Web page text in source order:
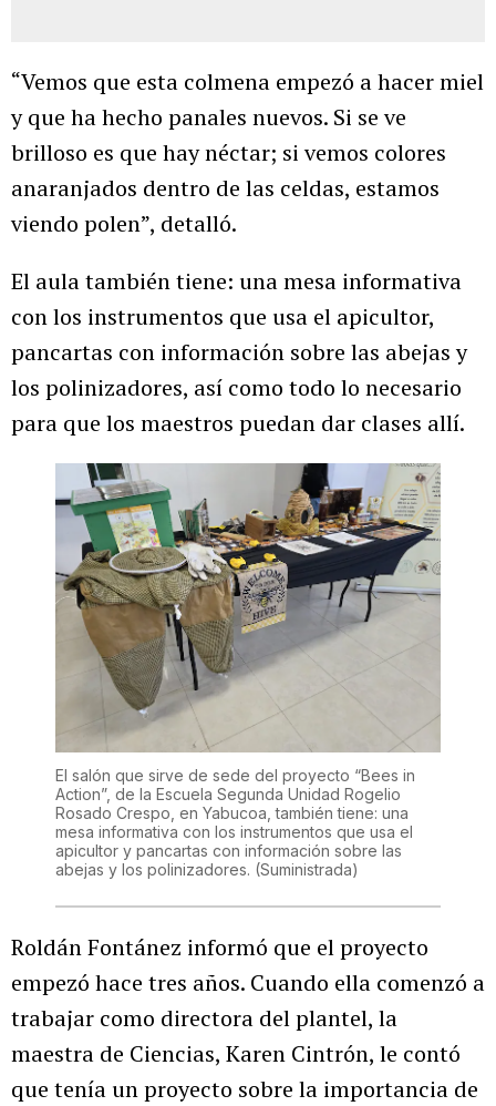
“Vemos que esta colmena empezó a hacer miel
y que ha hecho panales nuevos. Si se ve
brilloso es que hay néctar; si vemos colores
anaranjados dentro de las celdas, estamos
viendo polen”, detalló.
El aula también tiene: una mesa informativa
con los instrumentos que usa el apicultor,
pancartas con información sobre las abejas y
los polinizadores, así como todo lo necesario
para que los maestros puedan dar clases allí.
El salón que sirve de sede del proyecto “Bees in
Action”, de la Escuela Segunda Unidad Rogelio
Rosado Crespo, en Yabucoa, también tiene: una
mesa informativa con los instrumentos que usa el
apicultor y pancartas con información sobre las
abejas y los polinizadores. (Suministrada)
Roldán Fontánez informó que el proyecto
empezó hace tres años. Cuando ella comenzó a
trabajar como directora del plantel, la
maestra de Ciencias, Karen Cintrón, le contó
que tenía un proyecto sobre la importancia de